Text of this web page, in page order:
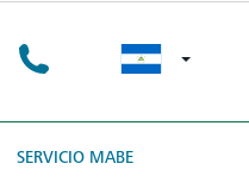
SERVICIO MABE